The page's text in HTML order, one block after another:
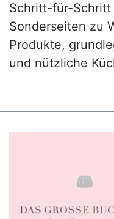
Schritt-für-
Sonderseiten zu
Produkte,
und nützliche